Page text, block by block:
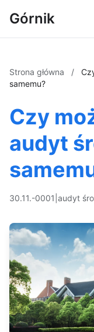
Górnik
Strona główna /
samemu?
Czy
audyt
30.11.-0001 audyt